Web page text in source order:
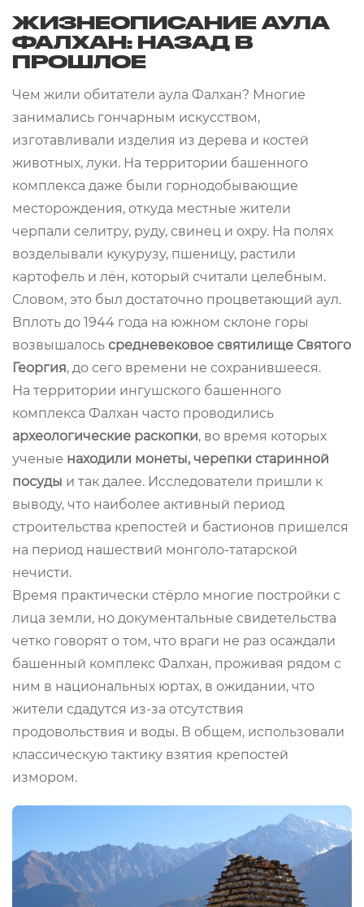
ЖИЗНЕОПИСАНИЕ АУЛА
ФАЛХАН: НАЗАД В
ПРОШЛОЕ
Чем жили обитатели аула Фалхан? Многие
занимались гончарным искусством,
изготавливали изделия из дерева и костей
животных, луки. На территории башенного
комплекса даже были горнодобывающие
месторождения, откуда местные жители
черпали селитру, руду, свинец и охру. На полях
возделывали кукурузу, пшеницу, растили
картофель и лён, который считали целебным.
Словом, это был достаточно процветающий аул.
Вплоть до 1944 года на южном склоне горы
возвышалось средневековое святилище Святого
Георгия, до сего времени не сохранившееся.
На территории ингушского башенного
комплекса Фалхан часто проводились
археологические раскопки, во время которых
ученые находили монеты, черепки старинной
посуды и так далее. Исследователи пришли к
выводу, что наиболее активный период
строительства крепостей и бастионов пришелся
на период нашествий монголо-татарской
нечисти.
Время практически стёрло многие постройки с
лица земли, но документальные свидетельства
четко говорят о том, что враги не раз осаждали
башенный комплекс Фалхан, проживая рядом с
ним в национальных юртах, в ожидании, что
жители сдадутся из-за отсутствия
продовольствия и воды. В общем, использовали
классическую тактику взятия крепостей
измором.